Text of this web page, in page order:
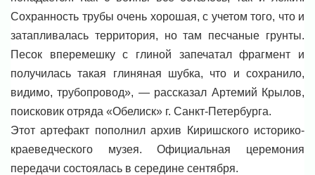
Сохранность трубы очень хорошая, с учетом того, что и
затапливалась территория, но там песчаные грунты.
Песок вперемешку с глиной запечатал фрагмент и
получилась такая глиняная шубка, что и сохранило,
видимо, трубопровод», — рассказал Артемий Крылов,
поисковик отряда «Обелиск» г. Санкт-Петербурга.
Этот артефакт пополнил архив Киришского историко-
краеведческого музея. Официальная церемония
передачи состоялась в середине сентября.